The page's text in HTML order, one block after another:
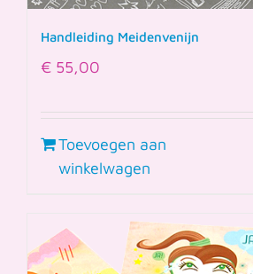
Handleiding Meidenvenijn
€ 55,00
Toevoegen aan
winkelwagen